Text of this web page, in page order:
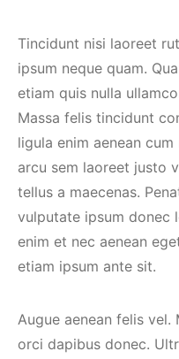
Tincidunt nisi laoreet
ipsum neque quam.
etiam quis nulla
Massa felis tincidunt
ligula enim aenean
arcu sem laoreet justo
tellus a maecenas.
vulputate ipsum donec
enim et nec aenean
etiam ipsum ante sit.
Augue aenean felis
orci dapibus donec.